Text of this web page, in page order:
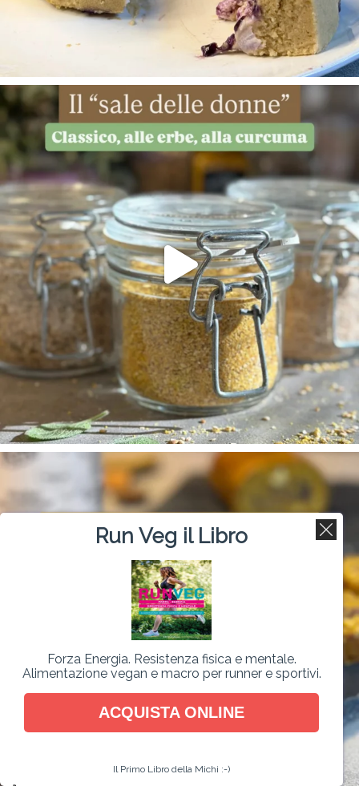
Run Veg il Libro
Forza Energia. Resistenza fisica e mentale.
Alimentazione vegan e macro per runner e sportivi.
ACQUISTA ONLINE
Il Primo Libro della Michi :-)